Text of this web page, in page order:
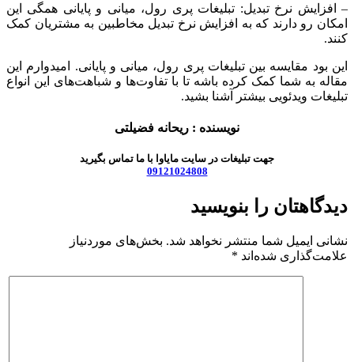
– افزایش نرخ تبدیل: تبلیغات پری رول، میانی و پایانی همگی این
امکان رو دارند که به افزایش نرخ تبدیل مخاطبین به مشتریان کمک
کنند.
این بود مقایسه‌ بین تبلیغات پری رول، میانی و پایانی. امیدوارم این
مقاله به شما کمک کرده باشه تا با تفاوت‌ها و شباهت‌های این انواع
تبلیغات ویدئویی بیشتر آشنا بشید.
نویسنده : ریحانه فضیلتی
جهت تبلیغات در سایت مایاوا با ما تماس بگیرید
09121024808
دیدگاهتان را بنویسید
نشانی ایمیل شما منتشر نخواهد شد. بخش‌های موردنیاز
علامت‌گذاری شده‌اند *